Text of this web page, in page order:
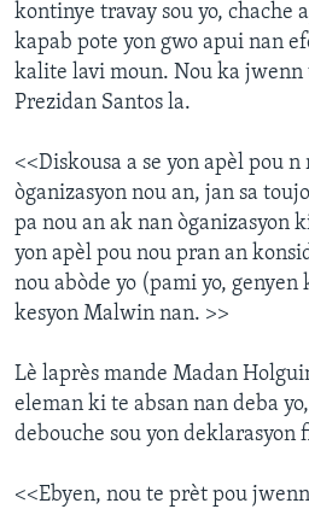
kontinye travay sou yo, chache
kapab pote yon gwo apui nan
kalite lavi moun. Nou ka jwenn
Prezidan Santos la.
<<Diskousa a se yon apèl pou
òganizasyon nou an, jan sa
pa nou an ak nan òganizasyon
yon apèl pou nou pran an
nou abòde yo (pami yo,
kesyon Malwin nan. >>
Lè laprès mande Madan
eleman ki te absan nan deba
debouche sou yon deklarasyon
<<Ebyen, nou te prèt pou